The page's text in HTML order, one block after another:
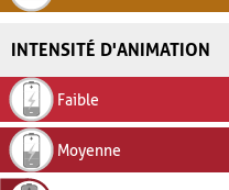
INTENSITÉ D'ANIMATION
Faible
Moyenne